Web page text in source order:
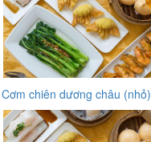
Cơm chiên dương châu (nhỏ)